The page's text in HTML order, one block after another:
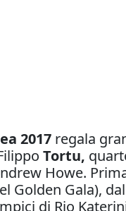
2017 regala
Tortu,
Howe.
Golden Gala),
di Rio